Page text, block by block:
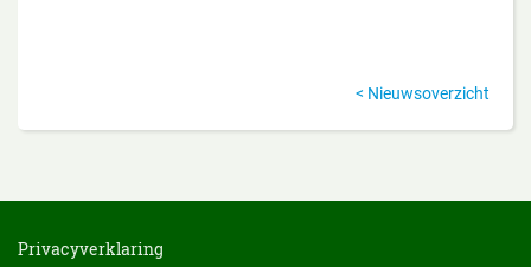
Nieuwsoverzicht
Privacyverklaring